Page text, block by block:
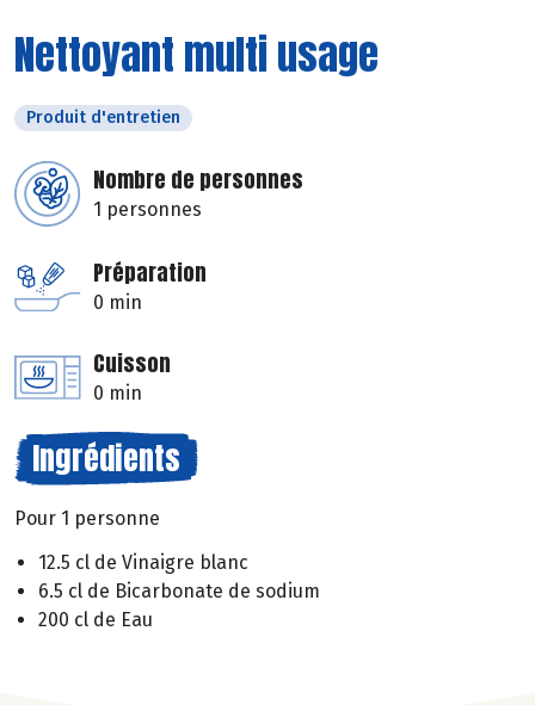
Nettoyant multi usage
Produit d'entretien
Nombre de personnes
1 personnes
Préparation
0 min
Cuisson
0 min
Ingrédients
Pour 1 personne
12.5 cl de Vinaigre blanc
6.5 cl de Bicarbonate de sodium
200 cl de Eau